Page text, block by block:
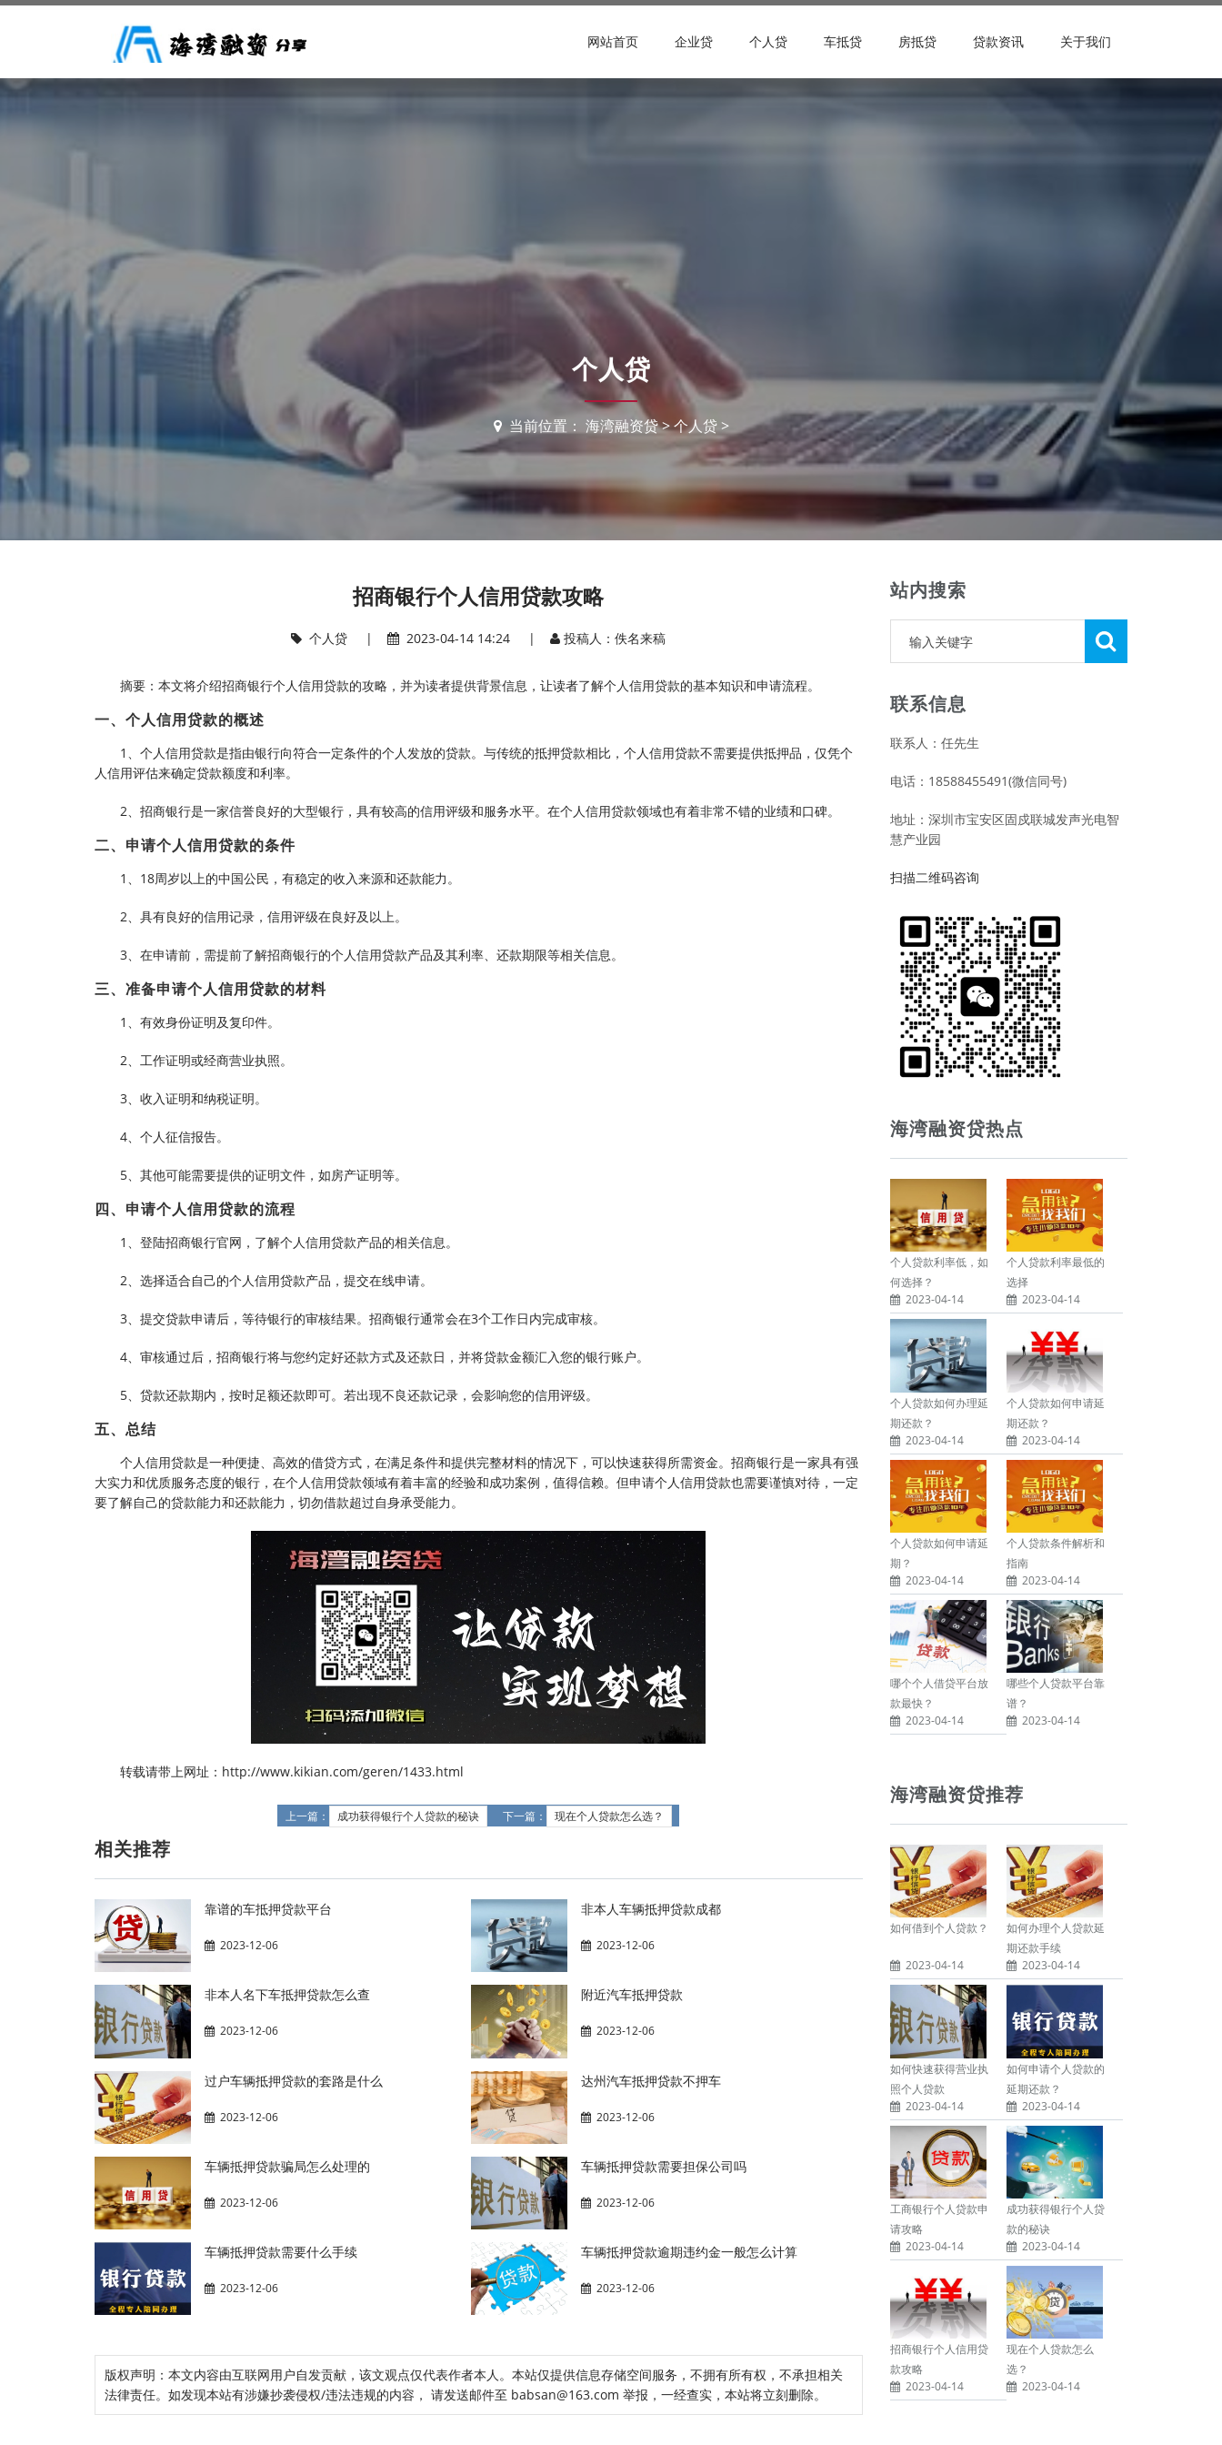
网站首页 企业贷 个人贷 车抵贷 房抵贷 贷款资讯 关于我们
个人贷
当前位置： 海湾融资贷>个人贷>
招商银行个人信用贷款攻略
个人贷 | 2023-04-14 14:24 | 投稿人：佚名来稿
摘要：本文将介绍招商银行个人信用贷款的攻略，并为读者提供背景信息，让读者了解个人信用贷款的基本知识和申请流程。
一、个人信用贷款的概述
1、个人信用贷款是指由银行向符合一定条件的个人发放的贷款。与传统的抵押贷款相比，个人信用贷款不需要提供抵押品，仅凭个
人信用评估来确定贷款额度和利率。
2、招商银行是一家信誉良好的大型银行，具有较高的信用评级和服务水平。在个人信用贷款领域也有着非常不错的业绩和口碑。
二、申请个人信用贷款的条件
1、18周岁以上的中国公民，有稳定的收入来源和还款能力。
2、具有良好的信用记录，信用评级在良好及以上。
3、在申请前，需提前了解招商银行的个人信用贷款产品及其利率、还款期限等相关信息。
三、准备申请个人信用贷款的材料
1、有效身份证明及复印件。
2、工作证明或经商营业执照。
3、收入证明和纳税证明。
4、个人征信报告。
5、其他可能需要提供的证明文件，如房产证明等。
四、申请个人信用贷款的流程
1、登陆招商银行官网，了解个人信用贷款产品的相关信息。
2、选择适合自己的个人信用贷款产品，提交在线申请。
3、提交贷款申请后，等待银行的审核结果。招商银行通常会在3个工作日内完成审核。
4、审核通过后，招商银行将与您约定好还款方式及还款日，并将贷款金额汇入您的银行账户。
5、贷款还款期内，按时足额还款即可。若出现不良还款记录，会影响您的信用评级。
五、总结
个人信用贷款是一种便捷、高效的借贷方式，在满足条件和提供完整材料的情况下，可以快速获得所需资金。招商银行是一家具有强
大实力和优质服务态度的银行，在个人信用贷款领域有着丰富的经验和成功案例，值得信赖。但申请个人信用贷款也需要谨慎对待，一定
要了解自己的贷款能力和还款能力，切勿借款超过自身承受能力。
转载请带上网址：http://www.kikian.com/geren/1433.html
上一篇： 成功获得银行个人贷款的秘诀 下一篇： 现在个人贷款怎么选？
相关推荐
靠谱的车抵押贷款平台
2023-12-06
非本人车辆抵押贷款成都
2023-12-06
非本人名下车抵押贷款怎么查
2023-12-06
附近汽车抵押贷款
2023-12-06
过户车辆抵押贷款的套路是什么
2023-12-06
达州汽车抵押贷款不押车
2023-12-06
车辆抵押贷款骗局怎么处理的
2023-12-06
车辆抵押贷款需要担保公司吗
2023-12-06
车辆抵押贷款需要什么手续
2023-12-06
车辆抵押贷款逾期违约金一般怎么计算
2023-12-06
版权声明：本文内容由互联网用户自发贡献，该文观点仅代表作者本人。本站仅提供信息存储空间服务，不拥有所有权，不承担相关
法律责任。如发现本站有涉嫌抄袭侵权/违法违规的内容， 请发送邮件至 babsan@163.com 举报，一经查实，本站将立刻删除。
站内搜索
联系信息
联系人：任先生
电话：18588455491(微信同号)
地址：深圳市宝安区固戍联城发声光电智
慧产业园
扫描二维码咨询
海湾融资贷热点
个人贷款利率低，如
何选择？
2023-04-14
个人贷款利率最低的
选择
2023-04-14
个人贷款如何办理延
期还款？
2023-04-14
个人贷款如何申请延
期还款？
2023-04-14
个人贷款如何申请延
期？
2023-04-14
个人贷款条件解析和
指南
2023-04-14
哪个个人借贷平台放
款最快？
2023-04-14
哪些个人贷款平台靠
谱？
2023-04-14
海湾融资贷推荐
如何借到个人贷款？
2023-04-14
如何办理个人贷款延
期还款手续
2023-04-14
如何快速获得营业执
照个人贷款
2023-04-14
如何申请个人贷款的
延期还款？
2023-04-14
工商银行个人贷款申
请攻略
2023-04-14
成功获得银行个人贷
款的秘诀
2023-04-14
招商银行个人信用贷
款攻略
2023-04-14
现在个人贷款怎么
选？
2023-04-14